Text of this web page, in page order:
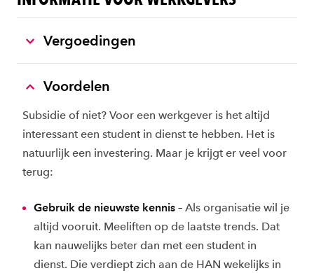
Vergoedingen
Voordelen
Subsidie of niet? Voor een werkgever is het altijd
interessant een student in dienst te hebben. Het is
natuurlijk een investering. Maar je krijgt er veel voor
terug:
Gebruik de nieuwste kennis – Als organisatie wil je
altijd vooruit. Meeliften op de laatste trends. Dat
kan nauwelijks beter dan met een student in
dienst. Die verdiept zich aan de HAN wekelijks in